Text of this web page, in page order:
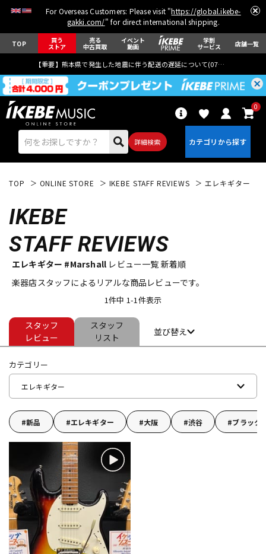
For Overseas Customers: Please visit "https://global.ikebe-
gakki.com/" for direct international shipping.
TOP 買う
ストア
売る
中古買取
イベント
動画
学割
サービス 店舗一覧
【重要】熊本県で発生した地震に伴う配送の遅延について(07月29日
詳細検索
0
エレキギター
ベース ウクレレ
ドラム パーカッション
管楽器 その他楽器
アンプ
DJ機器
DTM オンライン納品
TOP ONLINE STORE IKEBE STAFF REVIEWS エレキギター
IKEBE
STAFF REVIEWS
エレキギター #Marshall レビュー一覧 新着順
楽器店スタッフによるリアルな商品レビューです。
1件中 1-1件表示
スタッフ
レビュー
スタッフ
リスト
並び替え
カテゴリー
エレキギター
新品 エレキギター 大阪 渋谷 ブラック